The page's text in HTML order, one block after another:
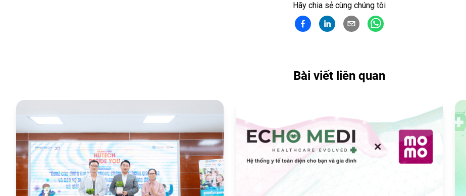
Hãy chia sẻ cùng chúng tôi
Bài viết liên quan